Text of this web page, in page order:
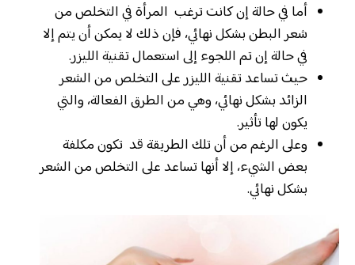
أما في حالة إن كانت ترغب المرأة في التخلص من
شعر البطن بشكل نهائي، فإن ذلك لا يمكن أن يتم إلا
في حالة إن تم اللجوء إلى استعمال تقنية الليزر.
حيث تساعد تقنية الليزر على التخلص من الشعر
الزائد بشكل نهائي، وهي من الطرق الفعالة، والتي
يكون لها تأثير.
وعلى الرغم من أن تلك الطريقة قد تكون مكلفة
بعض الشيء، إلا أنها تساعد على التخلص من الشعر
بشكل نهائي.